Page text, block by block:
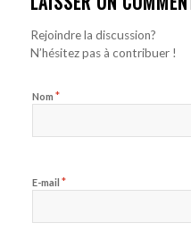
Rejoindre la discussion?
N’hésitez pas à contribuer !
Nom *
E-mail *